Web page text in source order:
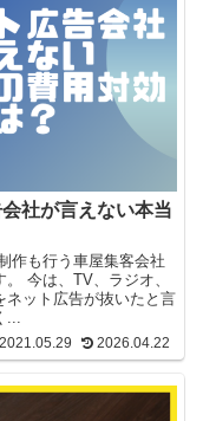
社が言えない本当
作も行う車屋集客会社
今は、TV、ラジオ、
ネット広告が抜いたと言
...
2026.04.22